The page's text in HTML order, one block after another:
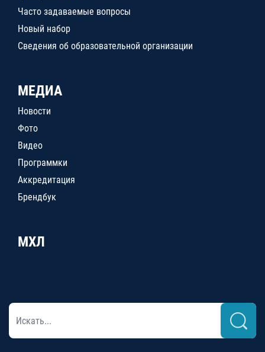
Часто задаваемые вопросы
Новый набор
Сведения об образовательной организации
МЕДИА
Новости
Фото
Видео
Программки
Аккредитация
Брендбук
МХЛ